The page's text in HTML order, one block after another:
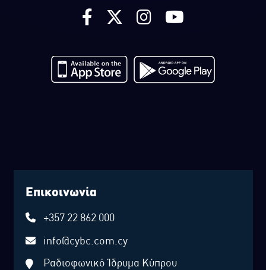
Επικοινωνία
+357 22 862 000
info@cybc.com.cy
Ραδιοφωνικό Ίδρυμα Κύπρου